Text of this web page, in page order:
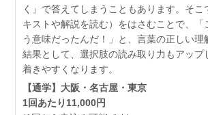
く」で答えてしまうこともあります。そこ
キストや解説を読む）をはさむことで、「
う意味だったんだ！」と、言葉の正しい理
結果として、選択肢の読み取り力もアップ
着きやすくなります。
【通学】大阪・名古屋・東京
1回あたり11,000円